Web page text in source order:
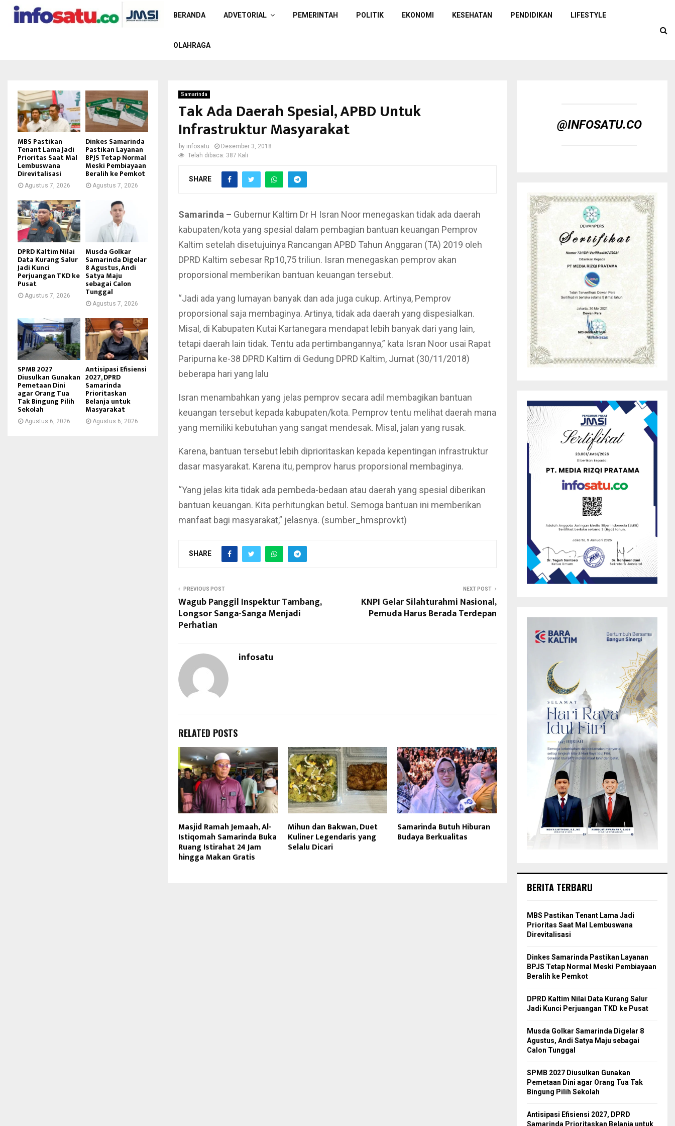
BERANDA ADVETORIAL PEMERINTAH POLITIK EKONOMI KESEHATAN PENDIDIKAN LIFESTYLE
OLAHRAGA
Samarinda
Tak Ada Daerah Spesial, APBD Untuk
Infrastruktur Masyarakat
by infosatu
Desember 3, 2018
Telah dibaca: 387 Kali
SHARE
Samarinda – Gubernur Kaltim Dr H Isran Noor menegaskan tidak ada daerah
kabupaten/kota yang spesial dalam pembagian bantuan keuangan Pemprov
Kaltim setelah disetujuinya Rancangan APBD Tahun Anggaran (TA) 2019 oleh
DPRD Kaltim sebesar Rp10,75 triliun. Isran menegaskan pemprov akan
proporsional memberikan bantuan keuangan tersebut.
“Jadi ada yang lumayan banyak dan ada juga cukup. Artinya, Pemprov
proporsional saja membaginya. Artinya, tidak ada daerah yang dispesialkan.
Misal, di Kabupaten Kutai Kartanegara mendapat lebih banyak dari yang lain,
tetapi daerah lain tidak. Tentu ada pertimbangannya,” kata Isran Noor usai Rapat
Paripurna ke-38 DPRD Kaltim di Gedung DPRD Kaltim, Jumat (30/11/2018)
beberapa hari yang lalu
Isran menambahkan yang jelas pemprov secara adil membagikan bantuan
keuangan tersebut kepada kabupaten/kota. Pemprov tentu melihat daerah mana
yang memiliki kebutuhan yang sangat mendesak. Misal, jalan yang rusak.
Karena, bantuan tersebut lebih diprioritaskan kepada kepentingan infrastruktur
dasar masyarakat. Karena itu, pemprov harus proporsional membaginya.
“Yang jelas kita tidak ada pembeda-bedaan atau daerah yang spesial diberikan
bantuan keuangan. Kita perhitungkan betul. Semoga bantuan ini memberikan
manfaat bagi masyarakat,” jelasnya. (sumber_hmsprovkt)
SHARE
PREVIOUS POST
Wagub Panggil Inspektur Tambang,
Longsor Sanga-Sanga Menjadi
Perhatian
NEXT POST
KNPI Gelar Silahturahmi Nasional,
Pemuda Harus Berada Terdepan
infosatu
RELATED POSTS
Masjid Ramah Jemaah, Al-
Istiqomah Samarinda Buka
Ruang Istirahat 24 Jam
hingga Makan Gratis
Mihun dan Bakwan, Duet
Kuliner Legendaris yang
Selalu Dicari
Samarinda Butuh Hiburan
Budaya Berkualitas
MBS Pastikan
Tenant Lama Jadi
Prioritas Saat Mal
Lembuswana
Direvitalisasi
Agustus 7, 2026
Dinkes Samarinda
Pastikan Layanan
BPJS Tetap Normal
Meski Pembiayaan
Beralih ke Pemkot
Agustus 7, 2026
DPRD Kaltim Nilai
Data Kurang Salur
Jadi Kunci
Perjuangan TKD ke
Pusat
Agustus 7, 2026
Musda Golkar
Samarinda Digelar
8 Agustus, Andi
Satya Maju
sebagai Calon
Tunggal
Agustus 7, 2026
SPMB 2027
Diusulkan Gunakan
Pemetaan Dini
agar Orang Tua
Tak Bingung Pilih
Sekolah
Agustus 6, 2026
Antisipasi Efisiensi
2027, DPRD
Samarinda
Prioritaskan
Belanja untuk
Masyarakat
Agustus 6, 2026
@INFOSATU.CO
BERITA TERBARU
MBS Pastikan Tenant Lama Jadi
Prioritas Saat Mal Lembuswana
Direvitalisasi
Dinkes Samarinda Pastikan Layanan
BPJS Tetap Normal Meski Pembiayaan
Beralih ke Pemkot
DPRD Kaltim Nilai Data Kurang Salur
Jadi Kunci Perjuangan TKD ke Pusat
Musda Golkar Samarinda Digelar 8
Agustus, Andi Satya Maju sebagai
Calon Tunggal
SPMB 2027 Diusulkan Gunakan
Pemetaan Dini agar Orang Tua Tak
Bingung Pilih Sekolah
Antisipasi Efisiensi 2027, DPRD
Samarinda Prioritaskan Belanja untuk